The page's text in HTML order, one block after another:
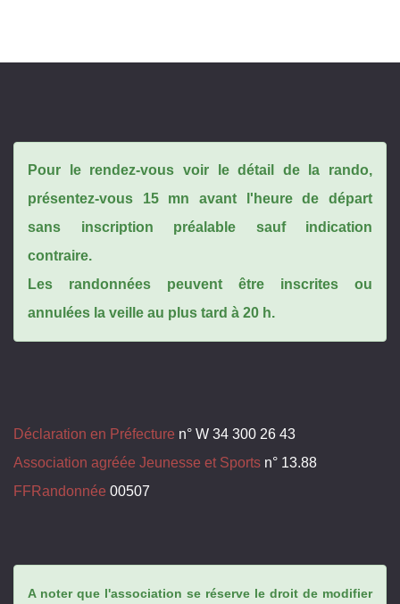
Pour le rendez-vous voir le détail de la rando,
présentez-vous 15 mn avant l'heure de départ
sans inscription préalable sauf indication
contraire.
Les randonnées peuvent être inscrites ou
annulées la veille au plus tard à 20 h.
Déclaration en Préfecture n° W 34 300 26 43
Association agréée Jeunesse et Sports n° 13.88
FFRandonnée 00507
A noter que l'association se réserve le droit de modifier